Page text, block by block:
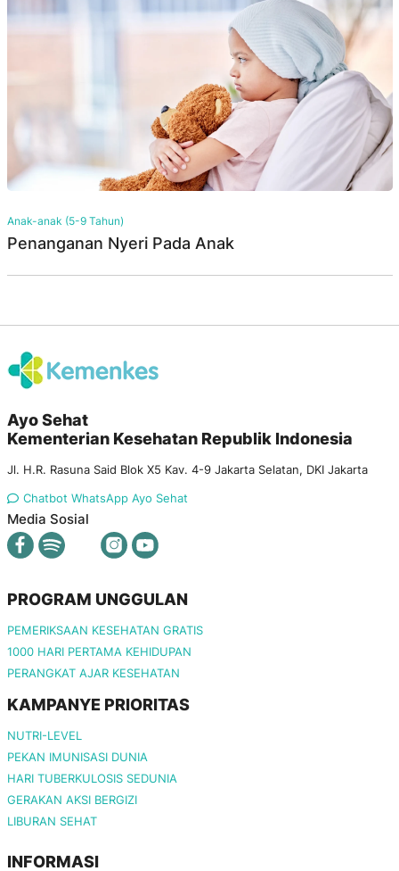
Anak-anak (5-9 Tahun)
Penanganan Nyeri Pada Anak
Ayo Sehat
Kementerian Kesehatan Republik Indonesia
Jl. H.R. Rasuna Said Blok X5 Kav. 4-9 Jakarta Selatan, DKI Jakarta
Chatbot WhatsApp Ayo Sehat
Media Sosial
PROGRAM UNGGULAN
PEMERIKSAAN KESEHATAN GRATIS
1000 HARI PERTAMA KEHIDUPAN
PERANGKAT AJAR KESEHATAN
KAMPANYE PRIORITAS
NUTRI-LEVEL
PEKAN IMUNISASI DUNIA
HARI TUBERKULOSIS SEDUNIA
GERAKAN AKSI BERGIZI
LIBURAN SEHAT
INFORMASI